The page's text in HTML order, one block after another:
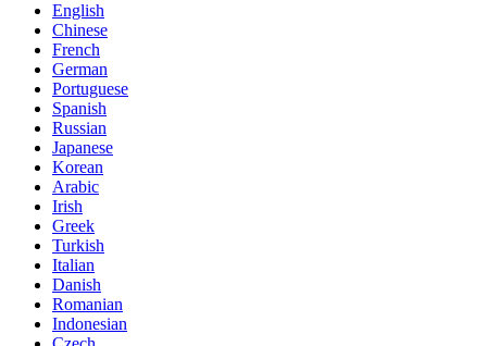
English
Chinese
French
German
Portuguese
Spanish
Russian
Japanese
Korean
Arabic
Irish
Greek
Turkish
Italian
Danish
Romanian
Indonesian